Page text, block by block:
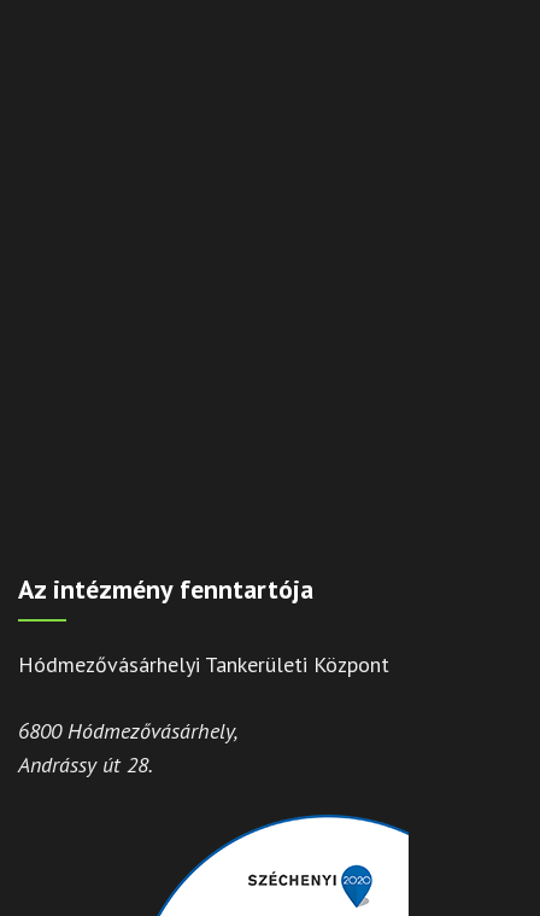
Az intézmény fenntartója
Hódmezővásárhelyi Tankerületi Központ
6800 Hódmezővásárhely,
Andrássy út 28.